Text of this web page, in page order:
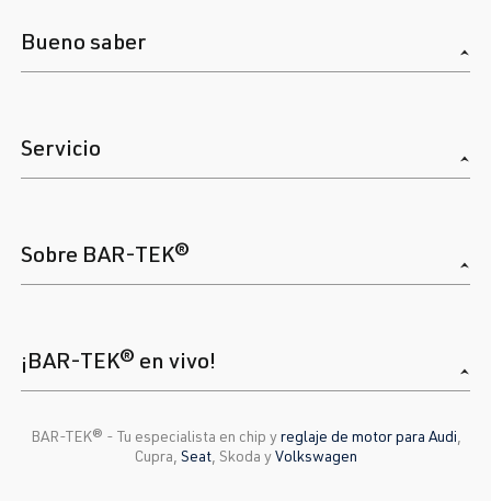
Bueno saber
Servicio
Sobre BAR-TEK®
¡BAR-TEK® en vivo!
BAR-TEK®️ - Tu especialista en chip yreglaje de motor para Audi
Cupra, Seat, Skoda yVolkswagen